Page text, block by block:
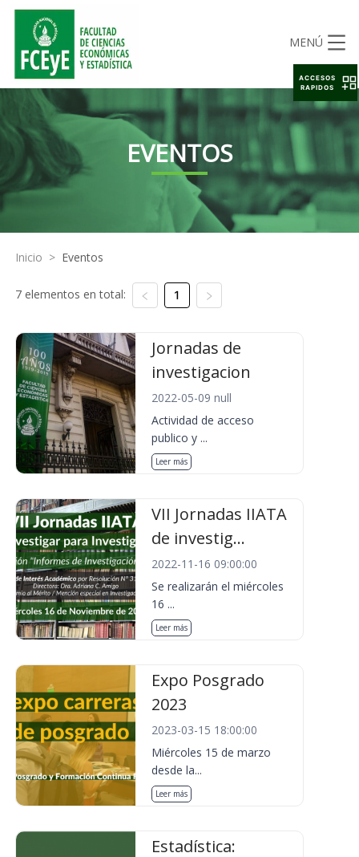
MENÚ
EVENTOS
Inicio > Eventos
7 elementos en total: 1
Jornadas de
investigacion
2022-05-09 null
Actividad de acceso
publico y ...
Leer más
VII Jornadas IIATA
de investig...
2022-11-16 09:00:00
Se realizarán el miércoles
16 ...
Leer más
Expo Posgrado
2023
2023-03-15 18:00:00
Miércoles 15 de marzo
desde la...
Leer más
Estadística:
ACCESOS
RAPIDOS